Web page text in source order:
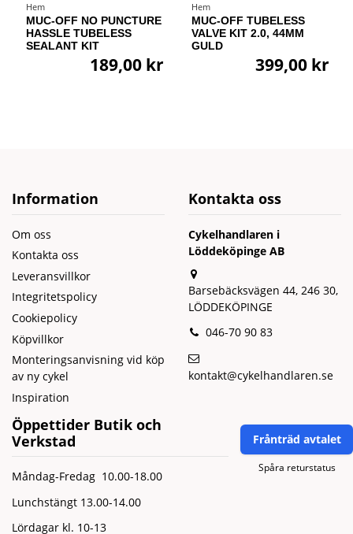
Hem
MUC-OFF NO PUNCTURE
HASSLE TUBELESS
SEALANT KIT
189,00 kr
Hem
MUC-OFF TUBELESS
VALVE KIT 2.0, 44MM
GULD
399,00 kr
Information
Om oss
Kontakta oss
Leveransvillkor
Integritetspolicy
Cookiepolicy
Köpvillkor
Monteringsanvisning vid köp
av ny cykel
Inspiration
Kontakta oss
Cykelhandlaren i
Löddeköpinge AB
Barsebäcksvägen 44, 246 30,
LÖDDEKÖPINGE
046-70 90 83
kontakt@cykelhandlaren.se
Öppettider Butik och
Verkstad
Måndag-Fredag 10.00-18.00
Lunchstängt 13.00-14.00
Lördagar kl. 10-13
Frånträd avtalet
Spåra returstatus